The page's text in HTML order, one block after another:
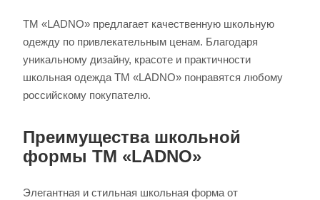
ТМ «LADNO» предлагает качественную школьную
одежду по привлекательным ценам. Благодаря
уникальному дизайну, красоте и практичности
школьная одежда ТМ «LADNO» понравятся любому
российскому покупателю.
Преимущества школьной
формы ТМ «LADNO»
Элегантная и стильная школьная форма от